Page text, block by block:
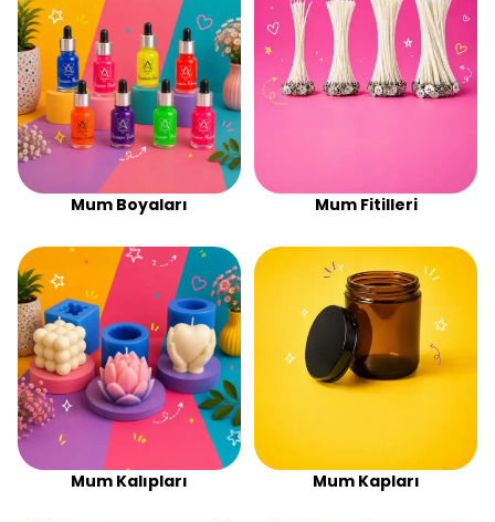
Mum Boyaları Mum Fitilleri
Mum Kalıpları Mum Kapları